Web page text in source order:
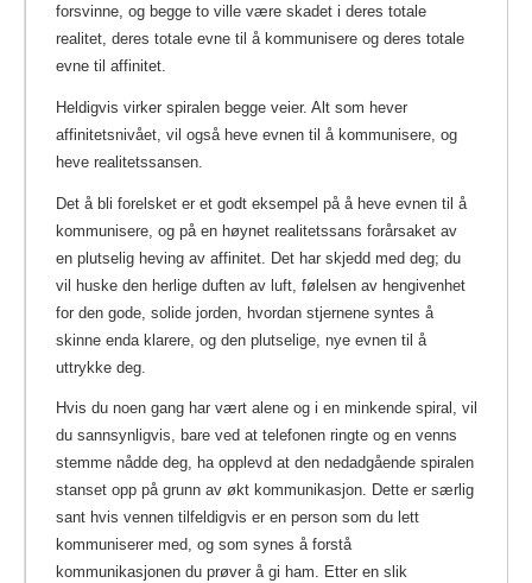
forsvinne, og begge to ville være skadet i deres totale
realitet, deres totale evne til å kommunisere og deres totale
evne til affinitet.
Heldigvis virker spiralen begge veier. Alt som hever
affinitetsnivået, vil også heve evnen til å kommunisere, og
heve realitetssansen.
Det å bli forelsket er et godt eksempel på å heve evnen til å
kommunisere, og på en høynet realitetssans forårsaket av
en plutselig heving av affinitet. Det har skjedd med deg; du
vil huske den herlige duften av luft, følelsen av hengivenhet
for den gode, solide jorden, hvordan stjernene syntes å
skinne enda klarere, og den plutselige, nye evnen til å
uttrykke deg.
Hvis du noen gang har vært alene og i en minkende spiral, vil
du sannsynligvis, bare ved at telefonen ringte og en venns
stemme nådde deg, ha opplevd at den nedadgående spiralen
stanset opp på grunn av økt kommunikasjon. Dette er særlig
sant hvis vennen tilfeldigvis er en person som du lett
kommuniserer med, og som synes å forstå
kommunikasjonen du prøver å gi ham. Etter en slik